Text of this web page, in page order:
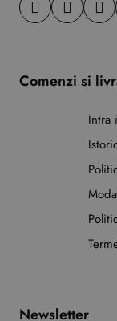
Comenzi si
Intra
Newsletter